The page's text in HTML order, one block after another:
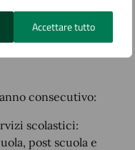
Accettare tutto
con il Museo Fanny
consecutivo:
scolastici:
post scuola e